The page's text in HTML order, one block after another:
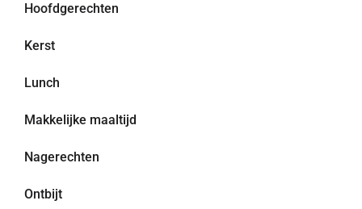
Hoofdgerechten
Kerst
Lunch
Makkelijke maaltijd
Nagerechten
Ontbijt